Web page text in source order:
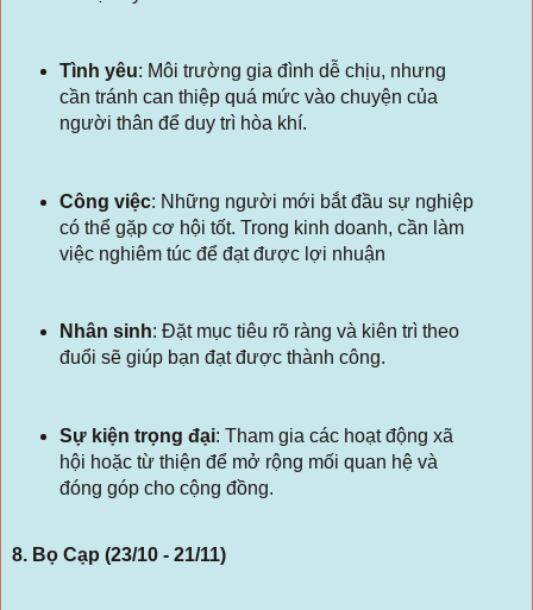
Tình yêu: Môi trường gia đình dễ chịu, nhưng
cần tránh can thiệp quá mức vào chuyện của
người thân để duy trì hòa khí.
Công việc: Những người mới bắt đầu sự nghiệp
có thể gặp cơ hội tốt. Trong kinh doanh, cần làm
việc nghiêm túc để đạt được lợi nhuận
Nhân sinh: Đặt mục tiêu rõ ràng và kiên trì theo
đuổi sẽ giúp bạn đạt được thành công.
Sự kiện trọng đại: Tham gia các hoạt động xã
hội hoặc từ thiện để mở rộng mối quan hệ và
đóng góp cho cộng đồng.
8. Bọ Cạp (23/10 - 21/11)